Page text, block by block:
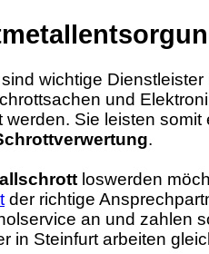
wichtige
und
Sie leisten somit
.
loswerden
der richtige
an und zahlen
in Steinfurt arbeiten